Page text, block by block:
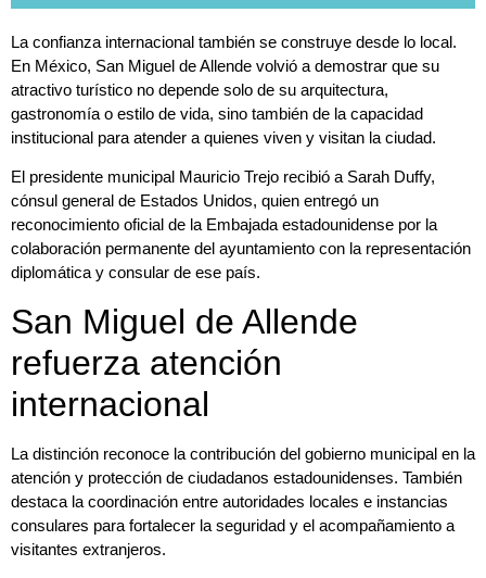
La confianza internacional también se construye desde lo local.
En México, San Miguel de Allende volvió a demostrar que su
atractivo turístico no depende solo de su arquitectura,
gastronomía o estilo de vida, sino también de la capacidad
institucional para atender a quienes viven y visitan la ciudad.
El presidente municipal Mauricio Trejo recibió a Sarah Duffy,
cónsul general de Estados Unidos, quien entregó un
reconocimiento oficial de la Embajada estadounidense por la
colaboración permanente del ayuntamiento con la representación
diplomática y consular de ese país.
San Miguel de Allende
refuerza atención
internacional
La distinción reconoce la contribución del gobierno municipal en la
atención y protección de ciudadanos estadounidenses. También
destaca la coordinación entre autoridades locales e instancias
consulares para fortalecer la seguridad y el acompañamiento a
visitantes extranjeros.